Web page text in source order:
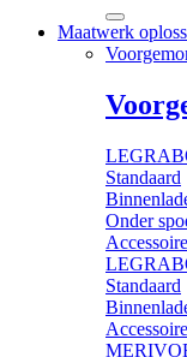
Maatwerk
Standaard
Onder
Standaard